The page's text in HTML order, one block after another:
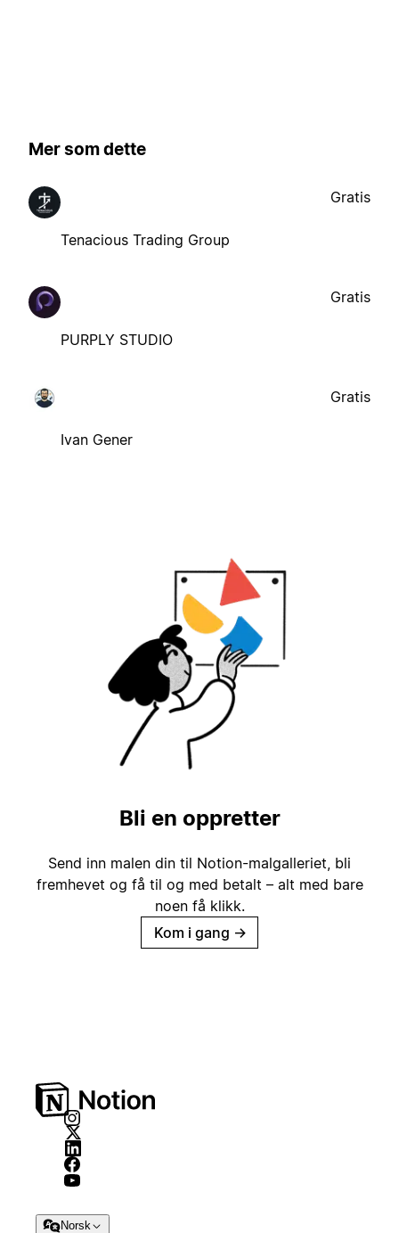
Mer som dette
Tenacious Trading Group
Gratis
PURPLY STUDIO
Gratis
Ivan Gener
Gratis
Bli en oppretter
Send inn malen din til Notion-malgalleriet, bli
fremhevet og få til og med betalt – alt med bare
noen få klikk.
Kom i gang →
Norsk